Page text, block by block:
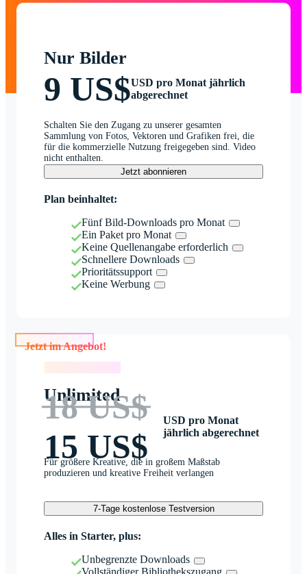
Nur Bilder
9 US$USD pro Monat jährlich
abgerechnet
Schalten Sie den Zugang zu unserer gesamten
Sammlung von Fotos, Vektoren und Grafiken frei, die
für die kommerzielle Nutzung freigegeben sind. Video
nicht enthalten.
Jetzt abonnieren
Plan beinhaltet:
Fünf Bild-Downloads pro Monat
Ein Paket pro Monat
Keine Quellenangabe erforderlich
Schnellere Downloads
Prioritätssupport
Keine Werbung
Jetzt im Angebot!
Unlimited
18 US$
15 US$
USD pro Monat
jährlich abgerechnet
Für größere Kreative, die in großem Maßstab
produzieren und kreative Freiheit verlangen
7-Tage kostenlose Testversion
Alles in Starter, plus:
Unbegrenzte Downloads